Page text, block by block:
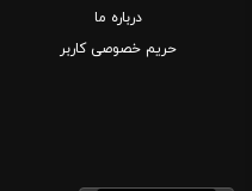
درباره ما
حریم خصوصی کاربر